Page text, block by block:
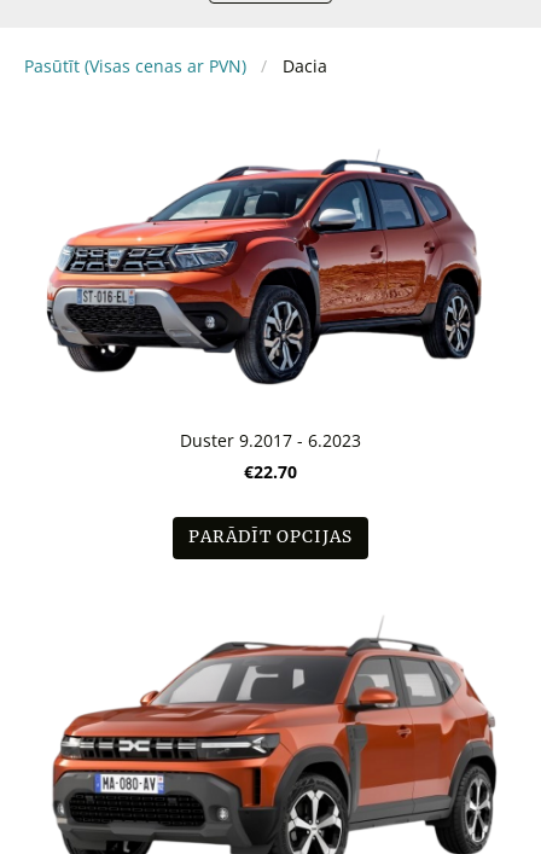
Pasūtīt (Visas cenas ar PVN) Dacia
Duster 9.2017 - 6.2023
€22.70
PARĀDĪT OPCIJAS